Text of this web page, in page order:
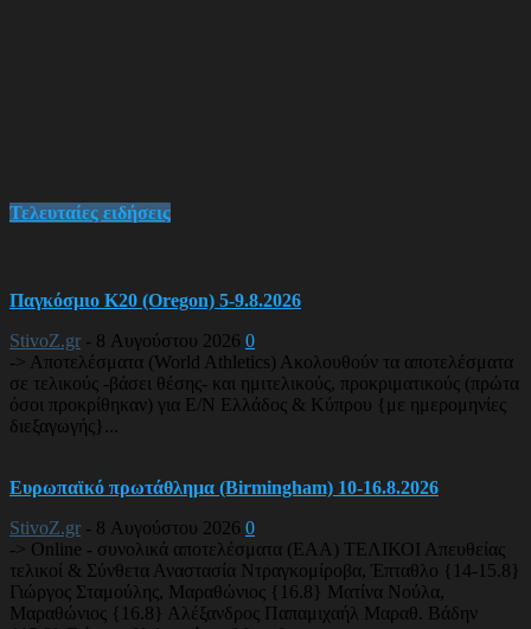
Τελευταίες ειδήσεις
Παγκόσμιο Κ20 (Oregon) 5-9.8.2026
StivoZ.gr - 8 Αυγούστου 2026 0
-> Αποτελέσματα (World Athletics) Ακολουθούν τα αποτελέσματα
σε τελικούς -βάσει θέσης- και ημιτελικούς, προκριματικούς (πρώτα
όσοι προκρίθηκαν) για Ε/Ν Ελλάδος & Κύπρου {με ημερομηνίες
διεξαγωγής}...
Ευρωπαϊκό πρωτάθλημα (Birmingham) 10-16.8.2026
StivoZ.gr - 8 Αυγούστου 2026 0
-> Online - συνολικά αποτελέσματα (EAA) ΤΕΛΙΚΟΙ Απευθείας
τελικοί & Σύνθετα Αναστασία Ντραγκομίροβα, Έπταθλο {14-15.8}
Γιώργος Σταμούλης, Μαραθώνιος {16.8} Ματίνα Νούλα,
Μαραθώνιος {16.8} Αλέξανδρος Παπαμιχαήλ Μαραθ. Βάδην